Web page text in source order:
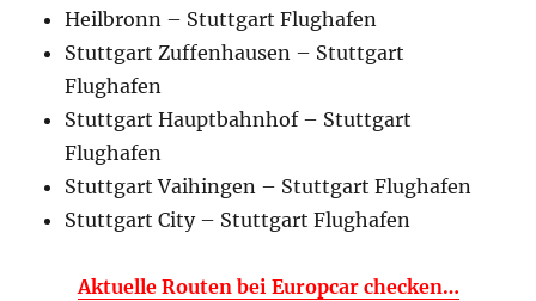
Heilbronn – Stuttgart Flughafen
Stuttgart Zuffenhausen – Stuttgart
Flughafen
Stuttgart Hauptbahnhof – Stuttgart
Flughafen
Stuttgart Vaihingen – Stuttgart Flughafen
Stuttgart City – Stuttgart Flughafen
Aktuelle Routen bei Europcar checken…